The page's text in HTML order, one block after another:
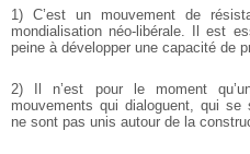
1) C’est un mouvement de
mondialisation néo-libérale. Il est
peine à développer une capacité de
2) Il n’est pour le moment
mouvements qui dialoguent, qui se
ne sont pas unis autour de la